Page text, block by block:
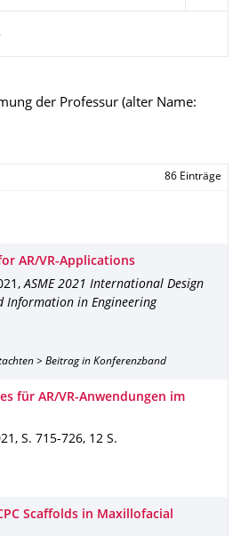
der Professur (alter Name:
86 Einträge
AR/VR-Applications
,ASME 2021 International Design
Information in Engineering
> Beitrag in Konferenzband
für AR/VR-Anwendungen im
, S. 715-726, 12 S.
Scaffolds in Maxillofacial